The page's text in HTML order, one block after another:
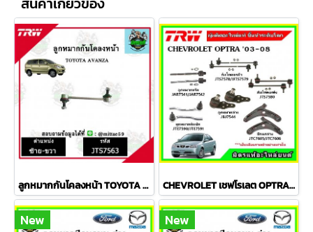
ลูกหมากกันโคลงหน้า TOYOTA AVANZA อเวนซ่า ปี 04-11ชุดช่วงล่าง TRW ราคาต่อคู่ CHEVROLET เชฟโรเลต OPTRA ปี 03-08 ชุดช่วงล่าง TRW
New New